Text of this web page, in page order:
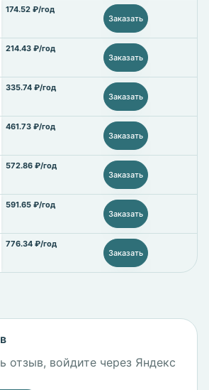
174.52 ₽/год
Заказать
214.43 ₽/год
Заказать
335.74 ₽/год
Заказать
461.73 ₽/год
Заказать
572.86 ₽/год
Заказать
591.65 ₽/год
Заказать
776.34 ₽/год
Заказать
отзыв, войдите через Яндекс